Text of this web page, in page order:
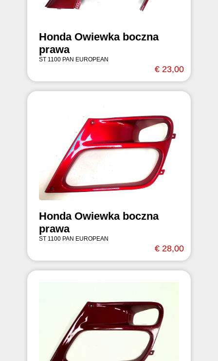
Honda Owiewka boczna
prawa
ST 1100 PAN EUROPEAN
€ 23,00
Honda Owiewka boczna
prawa
ST 1100 PAN EUROPEAN
€ 28,00